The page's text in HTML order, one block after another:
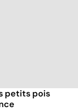
petits pois